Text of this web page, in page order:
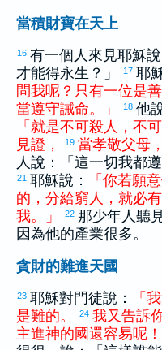
當積財寶在天上
16 有一個人來見耶穌
才能得永生？」
17 耶
問我呢 ？ 只有一位是善
當遵守誡命。 」 18 他
「 就是不可殺人 ， 不可
見證 ， 19 當孝敬父母 ，
人說：「這一切我都
21 耶穌說： 「 你若願意
的 ， 分給窮人 ， 就必有
我。 」 22 那少年人聽
因為他的產業很多。
貪財的難進天國
23 耶穌對門徒說： 「 我
是難的。 24 我又告訴
主進神的 國還容易呢 ！